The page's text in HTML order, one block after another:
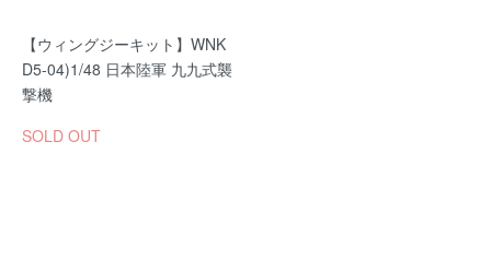
【ウィングジーキット】WNK
D5-04)1/48 日本陸軍 九九式襲
撃機
SOLD OUT